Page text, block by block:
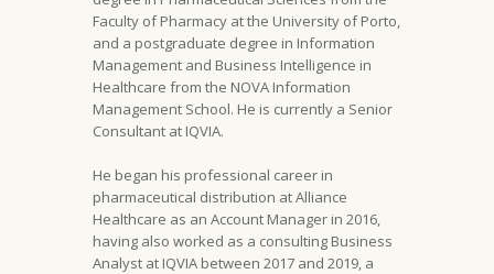
Faculty of Pharmacy at the University of Porto,
and a postgraduate degree in Information
Management and Business Intelligence in
Healthcare from the NOVA Information
Management School. He is currently a Senior
Consultant at IQVIA.
He began his professional career in
pharmaceutical distribution at Alliance
Healthcare as an Account Manager in 2016,
having also worked as a consulting Business
Analyst at IQVIA between 2017 and 2019, a